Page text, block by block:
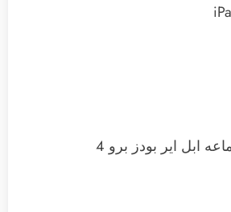
ابل اير بودز برو 4